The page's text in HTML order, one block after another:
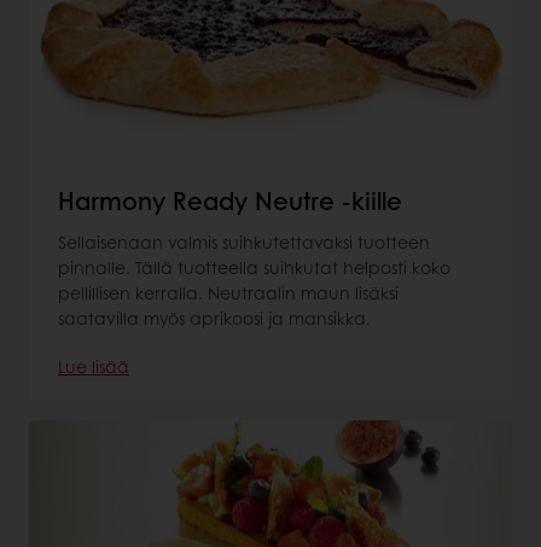
Harmony Ready Neutre -kiille
Sellaisenaan valmis suihkutettavaksi tuotteen
pinnalle. Tällä tuotteella suihkutat helposti koko
pellillisen kerralla. Neutraalin maun lisäksi
saatavilla myös aprikoosi ja mansikka.
Lue lisää